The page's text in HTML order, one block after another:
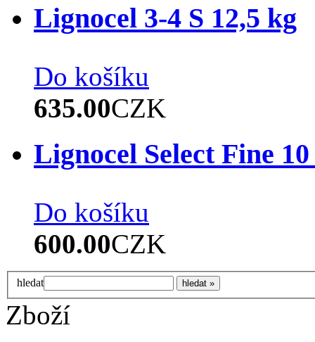
Lignocel 3-4 S 12,5 kg
Do košíku
635.00CZK
Lignocel Select Fine
Do košíku
600.00CZK
hledat
Zboží